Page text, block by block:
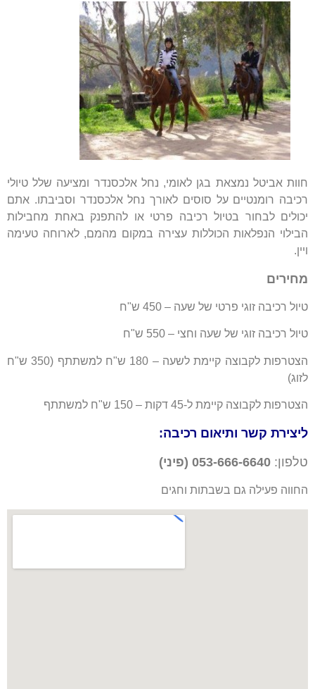
חוות אביטל נמצאת בגן לאומי, נחל אלכסנדר ומציעה שלל טיולי
רכיבה רומנטיים על סוסים לאורך נחל אלכסנדר וסביבתו. אתם
יכולים לבחור בטיול רכיבה פרטי או להתפנק באחת מחבילות
הבילוי הנפלאות הכוללות עצירה במקום מהמם, לארוחה טעימה
ויין.
מחירים
טיול רכיבה זוגי פרטי של שעה – 450 ש"ח
טיול רכיבה זוגי של שעה וחצי – 550 ש"ח
הצטרפות לקבוצה קיימת לשעה – 180 ש"ח למשתתף (350 ש"ח
לזוג)
הצטרפות לקבוצה קיימת ל-45 דקות – 150 ש"ח למשתתף
ליצירת קשר ותיאום רכיבה:
טלפון: (פיני)
החווה פעילה גם בשבתות וחגים